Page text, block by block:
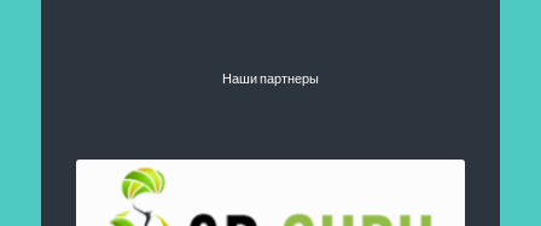
Наши партнеры